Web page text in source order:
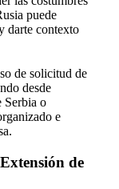
puede
darte contexto
de solicitud de
desde
Serbia o
e
de